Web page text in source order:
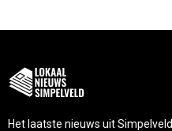
Het laatste nieuws uit Simpelveld